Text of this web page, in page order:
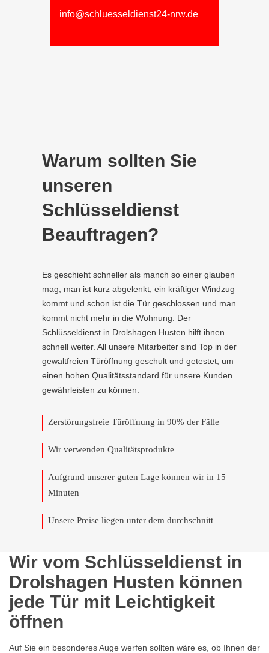
info@schluesseldienst24-nrw.de
Warum sollten Sie
unseren
Schlüsseldienst
Beauftragen?
Es geschieht schneller als manch so einer glauben
mag, man ist kurz abgelenkt, ein kräftiger Windzug
kommt und schon ist die Tür geschlossen und man
kommt nicht mehr in die Wohnung. Der
Schlüsseldienst in Drolshagen Husten hilft ihnen
schnell weiter. All unsere Mitarbeiter sind Top in der
gewaltfreien Türöffnung geschult und getestet, um
einen hohen Qualitätsstandard für unsere Kunden
gewährleisten zu können.
Zerstörungsfreie Türöffnung in 90% der Fälle
Wir verwenden Qualitätsprodukte
Aufgrund unserer guten Lage können wir in 15
Minuten
Unsere Preise liegen unter dem durchschnitt
Wir vom Schlüsseldienst in
Drolshagen Husten können
jede Tür mit Leichtigkeit
öffnen
Auf Sie ein besonderes Auge werfen sollten wäre es, ob Ihnen der